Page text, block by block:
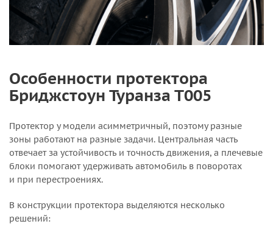
Особенности протектора
Бриджстоун Туранза Т005
Протектор у модели асимметричный, поэтому разные
зоны работают на разные задачи. Центральная часть
отвечает за устойчивость и точность движения, а плечевые
блоки помогают удерживать автомобиль в поворотах
и при перестроениях.
В конструкции протектора выделяются несколько
решений: